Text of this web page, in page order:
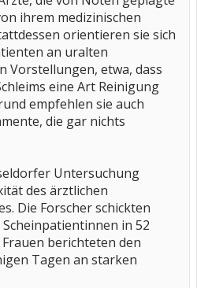
ihrem medizinischen
orientieren sie sich
an uralten
Vorstellungen, etwa, dass
eine Art Reinigung
empfehlen sie auch
die gar nichts
Untersuchung
des ärztlichen
Die Forscher schickten
in 52
berichteten den
Tagen an starken